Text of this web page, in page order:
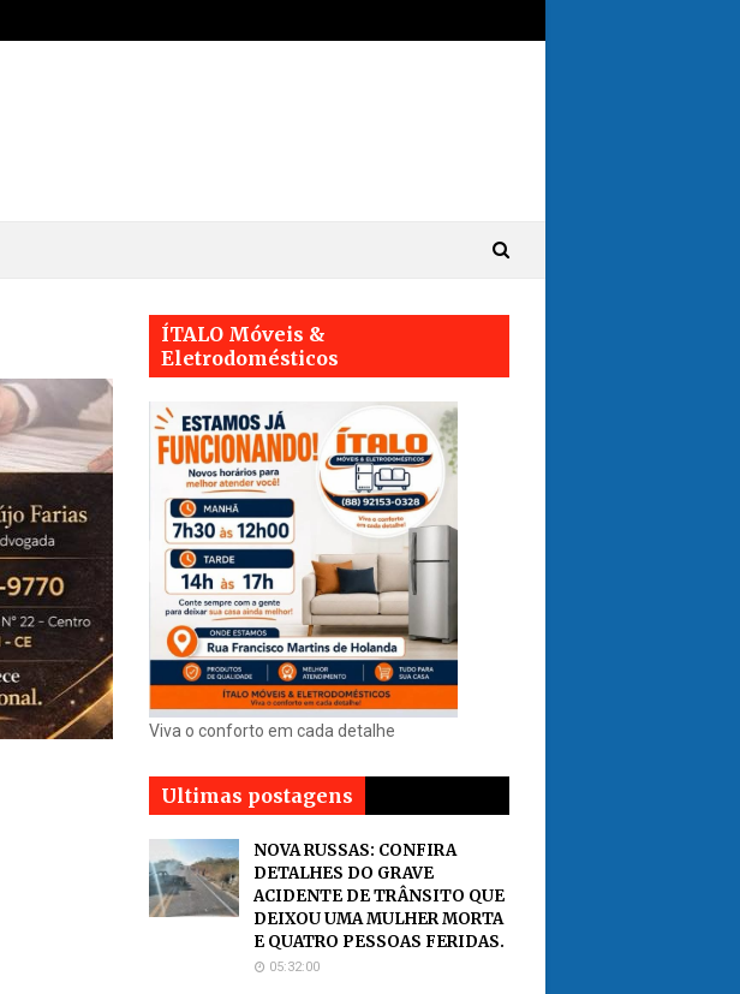
ÍTALO Móveis &
Eletrodomésticos
Viva o conforto em cada detalhe
Ultimas postagens
NOVA RUSSAS: CONFIRA
DETALHES DO GRAVE
ACIDENTE DE TRÂNSITO QUE
DEIXOU UMA MULHER MORTA
E QUATRO PESSOAS FERIDAS.
05:32:00